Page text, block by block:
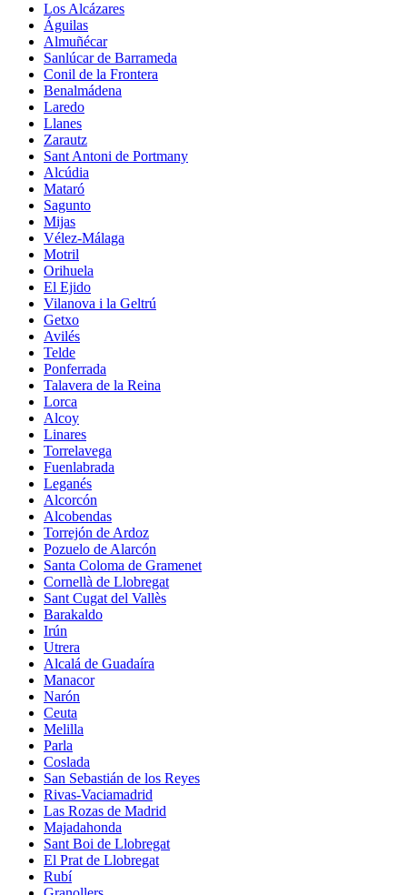
Los Alcázares
Águilas
Almuñécar
Sanlúcar de Barrameda
Conil de la Frontera
Benalmádena
Laredo
Llanes
Zarautz
Sant Antoni de Portmany
Alcúdia
Mataró
Sagunto
Mijas
Vélez-Málaga
Motril
Orihuela
El Ejido
Vilanova i la Geltrú
Getxo
Avilés
Telde
Ponferrada
Talavera de la Reina
Lorca
Alcoy
Linares
Torrelavega
Fuenlabrada
Leganés
Alcorcón
Alcobendas
Torrejón de Ardoz
Pozuelo de Alarcón
Santa Coloma de Gramenet
Cornellà de Llobregat
Sant Cugat del Vallès
Barakaldo
Irún
Utrera
Alcalá de Guadaíra
Manacor
Narón
Ceuta
Melilla
Parla
Coslada
San Sebastián de los Reyes
Rivas-Vaciamadrid
Las Rozas de Madrid
Majadahonda
Sant Boi de Llobregat
El Prat de Llobregat
Rubí